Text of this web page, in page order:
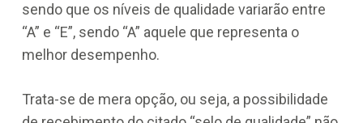
sendo que os níveis de qualidade variarão entre
“A” e “E”, sendo “A” aquele que representa o
melhor desempenho.
Trata-se de mera opção, ou seja, a possibilidade